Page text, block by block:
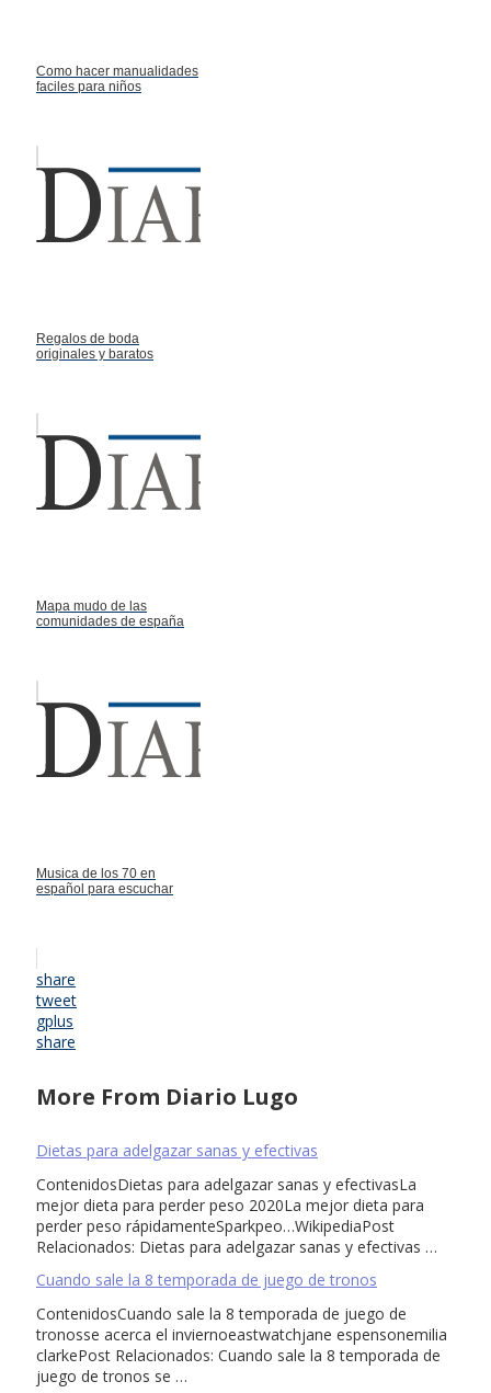
Como hacer manualidades
faciles para niños
Regalos de boda
originales y baratos
Mapa mudo de las
comunidades de españa
Musica de los 70 en
español para escuchar
share
tweet
gplus
share
More From Diario Lugo
Dietas para adelgazar sanas y efectivas
ContenidosDietas para adelgazar sanas y efectivasLa
mejor dieta para perder peso 2020La mejor dieta para
perder peso rápidamenteSparkpeo…WikipediaPost
Relacionados: Dietas para adelgazar sanas y efectivas …
Cuando sale la 8 temporada de juego de tronos
ContenidosCuando sale la 8 temporada de juego de
tronosse acerca el inviernoeastwatchjane espensonemilia
clarkePost Relacionados: Cuando sale la 8 temporada de
juego de tronos se …